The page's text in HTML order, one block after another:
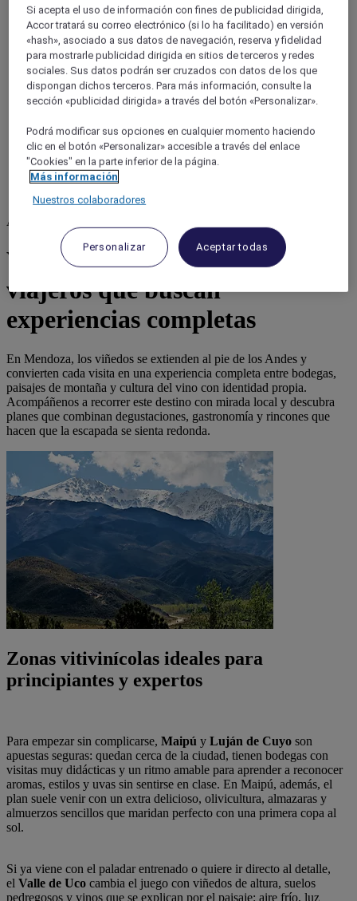
Argentina
Viñedos de Mendoza para
viajeros que buscan
experiencias completas
En Mendoza, los viñedos se extienden al pie de los Andes y
convierten cada visita en una experiencia completa entre bodegas,
paisajes de montaña y cultura del vino con identidad propia.
Acompáñenos a recorrer este destino con mirada local y descubra
planes que combinan degustaciones, gastronomía y rincones que
hacen que la escapada se sienta redonda.
Zonas vitivinícolas ideales para
principiantes y expertos
Para empezar sin complicarse, Maipú y Luján de Cuyo son
apuestas seguras: quedan cerca de la ciudad, tienen bodegas con
visitas muy didácticas y un ritmo amable para aprender a reconocer
aromas, estilos y uvas sin sentirse en clase. En Maipú, además, el
plan suele venir con un extra delicioso, olivicultura, almazaras y
almuerzos sencillos que maridan perfecto con una primera copa al
sol.
Si ya viene con el paladar entrenado o quiere ir directo al detalle,
el Valle de Uco cambia el juego con viñedos de altura, suelos
pedregosos y vinos que se explican por el paisaje: aire frío, luz
Si acepta el uso de información con fines de publicidad dirigida,
Accor tratará su correo electrónico (si lo ha facilitado) en versión
«hash», asociado a sus datos de navegación, reserva y fidelidad
para mostrarle publicidad dirigida en sitios de terceros y redes
sociales. Sus datos podrán ser cruzados con datos de los que
dispongan dichos terceros. Para más información, consulte la
sección «publicidad dirigida» a través del botón «Personalizar».
Podrá modificar sus opciones en cualquier momento haciendo
clic en el botón «Personalizar» accesible a través del enlace
"Cookies" en la parte inferior de la página.
Más información
Nuestros colaboradores
Personalizar Aceptar todas